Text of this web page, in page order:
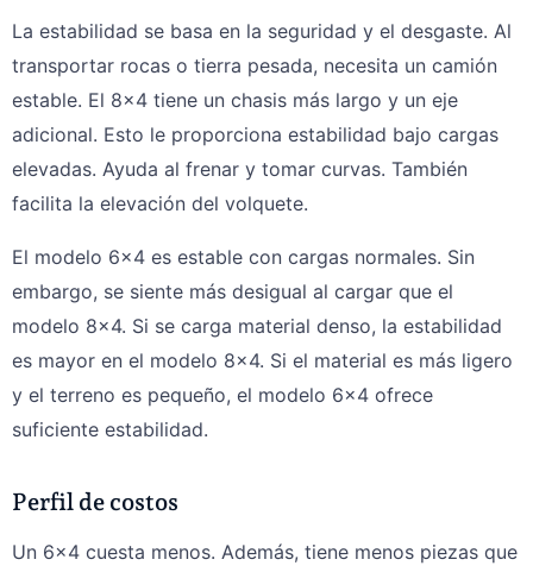
La estabilidad se basa en la seguridad y el desgaste. Al
transportar rocas o tierra pesada, necesita un camión
estable. El 8x4 tiene un chasis más largo y un eje
adicional. Esto le proporciona estabilidad bajo cargas
elevadas. Ayuda al frenar y tomar curvas. También
facilita la elevación del volquete.
El modelo 6×4 es estable con cargas normales. Sin
embargo, se siente más desigual al cargar que el
modelo 8×4. Si se carga material denso, la estabilidad
es mayor en el modelo 8×4. Si el material es más ligero
y el terreno es pequeño, el modelo 6×4 ofrece
suficiente estabilidad.
Perfil de costos
Un 6×4 cuesta menos. Además, tiene menos piezas que